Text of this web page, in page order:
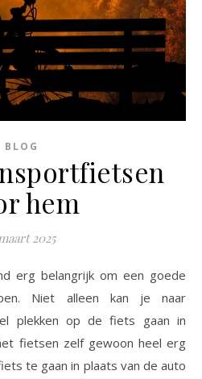
BLOG
hem
2025
erg belangrijk om een goede
Niet alleen kan je naar
plekken op de fiets gaan in
fietsen zelf gewoon heel erg
te gaan in plaats van de auto